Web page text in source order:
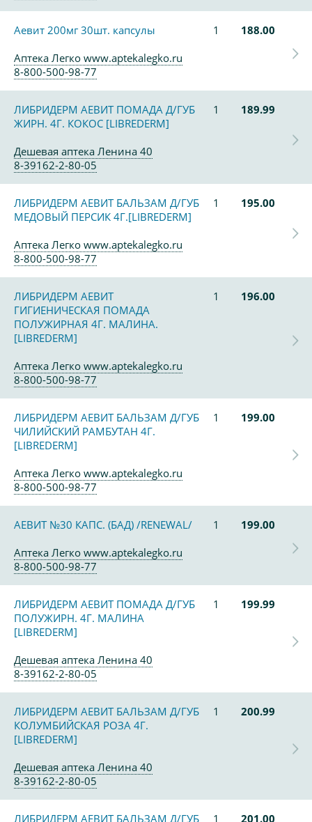
Аевит 200мг 30шт. капсулы 1
188.00
Аптека Легко www.aptekalegko.ru
8-800-500-98-77
ЛИБРИДЕРМ АЕВИТ ПОМАДА Д/ГУБ
ЖИРН. 4Г. КОКОС [LIBREDERM]
1 189.99
Дешевая аптека Ленина 40
8-39162-2-80-05
ЛИБРИДЕРМ АЕВИТ БАЛЬЗАМ Д/ГУБ
МЕДОВЫЙ ПЕРСИК 4Г.[LIBREDERM]
1 195.00
Аптека Легко www.aptekalegko.ru
8-800-500-98-77
ЛИБРИДЕРМ АЕВИТ
ГИГИЕНИЧЕСКАЯ ПОМАДА
ПОЛУЖИРНАЯ 4Г. МАЛИНА.
[LIBREDERM]
1 196.00
Аптека Легко www.aptekalegko.ru
8-800-500-98-77
ЛИБРИДЕРМ АЕВИТ БАЛЬЗАМ Д/ГУБ
ЧИЛИЙСКИЙ РАМБУТАН 4Г.
[LIBREDERM]
1 199.00
Аптека Легко www.aptekalegko.ru
8-800-500-98-77
АЕВИТ №30 КАПС. (БАД) /RENEWAL/ 1
199.00
Аптека Легко www.aptekalegko.ru
8-800-500-98-77
ЛИБРИДЕРМ АЕВИТ ПОМАДА Д/ГУБ
ПОЛУЖИРН. 4Г. МАЛИНА
[LIBREDERM]
1 199.99
Дешевая аптека Ленина 40
8-39162-2-80-05
ЛИБРИДЕРМ АЕВИТ БАЛЬЗАМ Д/ГУБ
КОЛУМБИЙСКАЯ РОЗА 4Г.
[LIBREDERM]
1 200.99
Дешевая аптека Ленина 40
8-39162-2-80-05
ЛИБРИДЕРМ АЕВИТ БАЛЬЗАМ Д/ГУБ 1 201.00